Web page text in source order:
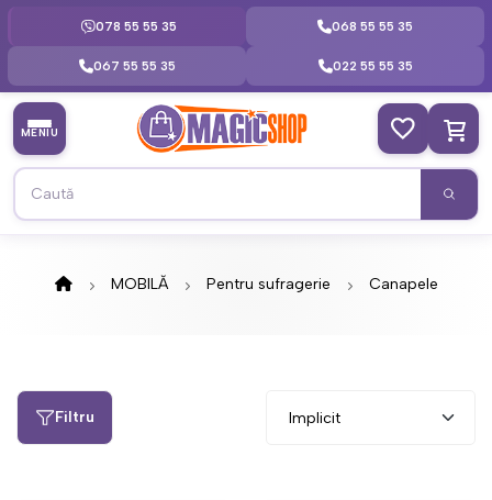
078 55 55 35 068 55 55 35
067 55 55 35 022 55 55 35
MENIU
MOBILĂ Pentru sufragerie Canapele
Filtru